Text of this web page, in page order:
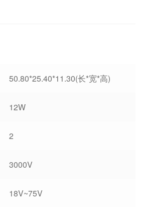
50.80*25.40*11.30(长*宽*高)
12W
2
3000V
18V~75V